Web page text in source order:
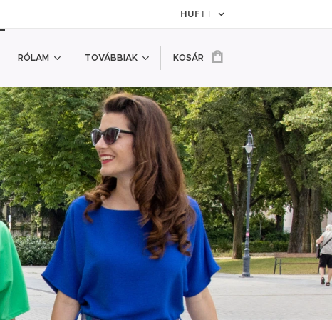
HUF FT
RÓLAM TOVÁBBIAK KOSÁR